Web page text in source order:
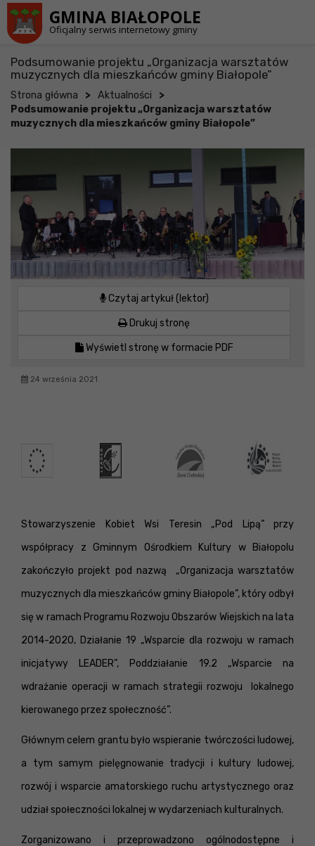
GMINA BIAŁOPOLE
Oficjalny serwis internetowy gminy
Podsumowanie projektu „Organizacja warsztatów
muzycznych dla mieszkańców gminy Białopole”
Strona główna > Aktualności >
Podsumowanie projektu „Organizacja warsztatów
muzycznych dla mieszkańców gminy Białopole”
Czytaj artykuł (lektor)
Drukuj stronę
Wyświetl stronę w formacie PDF
24 września 2021
Stowarzyszenie Kobiet Wsi Teresin „Pod Lipą” przy
współpracy z Gminnym Ośrodkiem Kultury w Białopolu
zakończyło projekt pod nazwą „Organizacja warsztatów
muzycznych dla mieszkańców gminy Białopole”, który odbył
się w ramach Programu Rozwoju Obszarów Wiejskich na lata
2014-2020, Działanie 19 „Wsparcie dla rozwoju w ramach
inicjatywy LEADER”, Poddziałanie 19.2 „Wsparcie na
wdrażanie operacji w ramach strategii rozwoju lokalnego
kierowanego przez społeczność”.
Głównym celem grantu było wspieranie twórczości ludowej,
a tym samym pielęgnowanie tradycji i kultury ludowej,
rozwój i wsparcie amatorskiego ruchu artystycznego oraz
udział społeczności lokalnej w wydarzeniach kulturalnych.
Zorganizowano i przeprowadzono ogólnodostępne i